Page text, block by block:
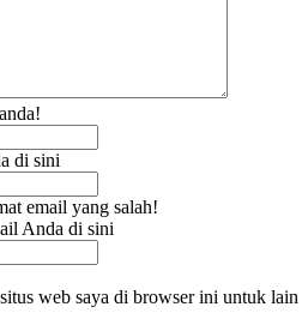
di sini
email yang salah!
Anda di sini
web saya di browser ini untuk lain